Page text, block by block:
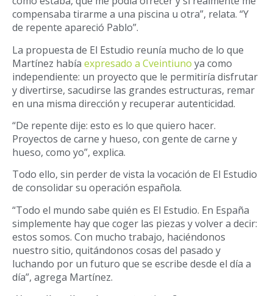
compensaba tirarme a una piscina u otra”, relata. “Y
de repente apareció Pablo”.
La propuesta de El Estudio reunía mucho de lo que
Martínez había expresado a Cveintiuno ya como
independiente: un proyecto que le permitiría disfrutar
y divertirse, sacudirse las grandes estructuras, remar
en una misma dirección y recuperar autenticidad.
“De repente dije: esto es lo que quiero hacer.
Proyectos de carne y hueso, con gente de carne y
hueso, como yo”, explica.
Todo ello, sin perder de vista la vocación de El Estudio
de consolidar su operación española.
“Todo el mundo sabe quién es El Estudio. En España
simplemente hay que coger las piezas y volver a decir:
estos somos. Con mucho trabajo, haciéndonos
nuestro sitio, quitándonos cosas del pasado y
luchando por un futuro que se escribe desde el día a
día”, agrega Martínez.